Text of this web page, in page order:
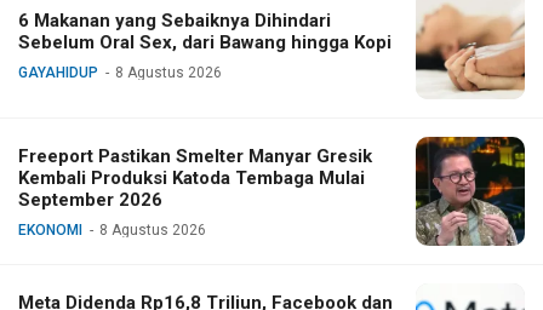
6 Makanan yang Sebaiknya Dihindari
Sebelum Oral Sex, dari Bawang hingga Kopi
GAYAHIDUP 8 Agustus 2026
Freeport Pastikan Smelter Manyar Gresik
Kembali Produksi Katoda Tembaga Mulai
September 2026
EKONOMI 8 Agustus 2026
Meta Didenda Rp16,8 Triliun, Facebook dan